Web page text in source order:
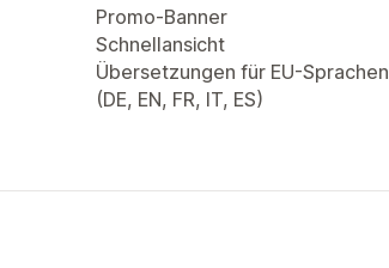
Promo-Banner
Schnellansicht
Übersetzungen für EU-Sprachen
(DE, EN, FR, IT, ES)